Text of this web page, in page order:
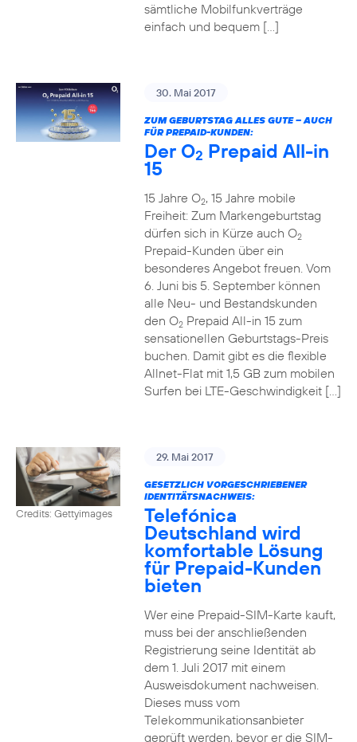
sämtliche Mobilfunkverträge
einfach und bequem […]
30. Mai 2017
ZUM GEBURTSTAG ALLES GUTE – AUCH
FÜR PREPAID-KUNDEN:
Der O2 Prepaid All-in
15
15 Jahre O2, 15 Jahre mobile
Freiheit: Zum Markengeburtstag
dürfen sich in Kürze auch O2
Prepaid-Kunden über ein
besonderes Angebot freuen. Vom
6. Juni bis 5. September können
alle Neu- und Bestandskunden
den O2Prepaid All-in 15 zum
sensationellen Geburtstags-Preis
buchen. Damit gibt es die flexible
Allnet-Flat mit 1,5 GB zum mobilen
Surfen bei LTE-Geschwindigkeit […]
Credits: Gettyimages
29. Mai 2017
GESETZLICH VORGESCHRIEBENER
IDENTITÄTSNACHWEIS:
Telefónica
Deutschland wird
komfortable Lösung
für Prepaid-Kunden
bieten
Wer eine Prepaid-SIM-Karte kauft,
muss bei der anschließenden
Registrierung seine Identität ab
dem 1. Juli 2017 mit einem
Ausweisdokument nachweisen.
Dieses muss vom
Telekommunikationsanbieter
geprüft werden, bevor er die SIM-